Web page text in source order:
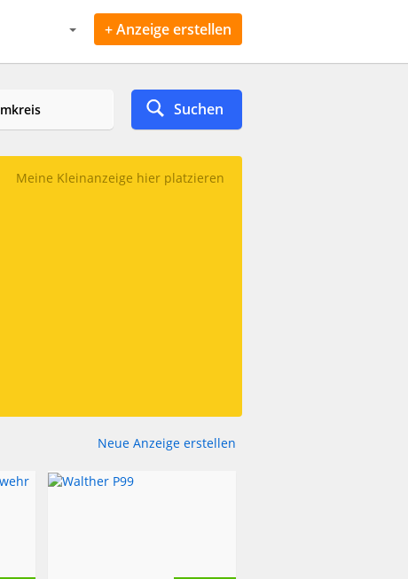
+ Anzeige erstellen
Suchen
Meine Kleinanzeige hier platzieren
Neue Anzeige erstellen